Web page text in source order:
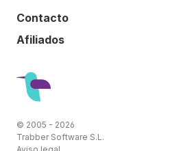
Contacto
Afiliados
© 2005 - 2026
Trabber Software S.L.